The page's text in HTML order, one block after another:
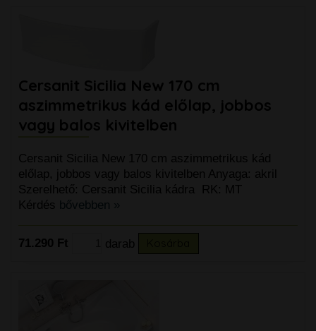
Cersanit Sicilia New 170 cm
aszimmetrikus kád előlap, jobbos
vagy balos kivitelben
Cersanit Sicilia New 170 cm aszimmetrikus kád
előlap, jobbos vagy balos kivitelben Anyaga: akril
Szerelhető: Cersanit Sicilia kádra RK: MT
Kérdés bővebben »
71.290 Ft darab